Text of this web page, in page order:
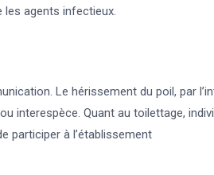
agents infectieux.
Le hérissement du poil, par
interespèce. Quant au toilettage,
participer à l’établissement